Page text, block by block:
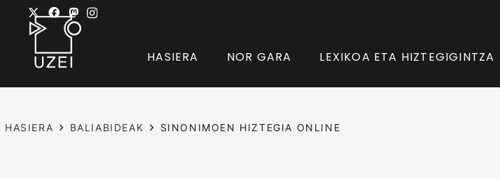
HASIERA NOR GARA LEXIKOA ETA HIZTEGIGINTZA
HASIERA BALIABIDEAK SINONIMOEN HIZTEGIA ONLINE